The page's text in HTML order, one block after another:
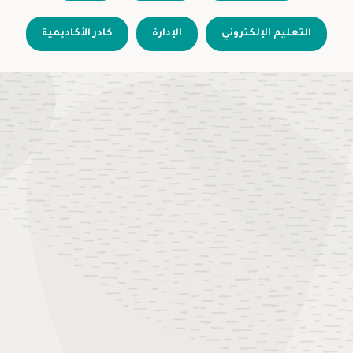
كادر الأكاديمية الإدارة التعليم الإلكتروني